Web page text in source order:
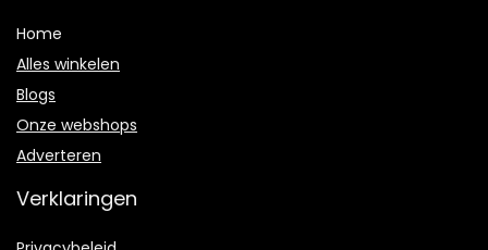
Home
Alles winkelen
Blogs
Onze webshops
Adverteren
Verklaringen